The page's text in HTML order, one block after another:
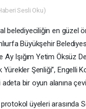
Sesli Oku)
belediyeciliğin en güzel
Büyükşehir
Ay Işığım Yetim Öksüz
Yürekler Şenliği”, Engelli
bir oyun alanına
üyeleri arasında